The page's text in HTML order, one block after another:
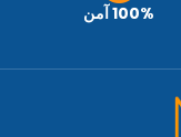
100% آمن